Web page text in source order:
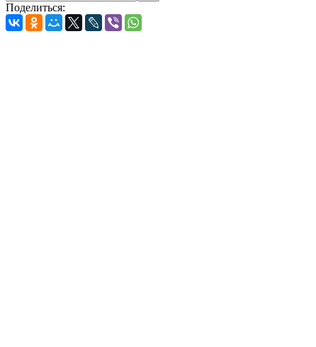
Поделиться: